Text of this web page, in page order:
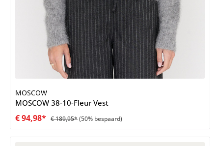
MOSCOW
MOSCOW 38-10-Fleur Vest
€ 94,98* € 189,95*(50% bespaard)